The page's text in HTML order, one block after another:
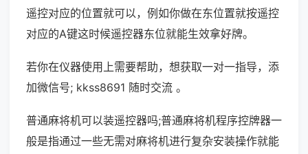
遥控对应的位置就可以，例如你做在东位置就按遥控
对应的A键这时候遥控器东位就能生效拿好牌。
若你在仪器使用上需要帮助，想获取一对一指导，添
加微信号; kkss8691 随时交流 。
普通麻将机可以装遥控器吗;普通麻将机程序控牌器一
般是指通过一些无需对麻将机进行复杂安装操作就能